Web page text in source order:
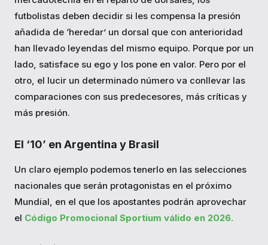
futbolistas deben decidir si les compensa la presión
añadida de ‘heredar’ un dorsal que con anterioridad
han llevado leyendas del mismo equipo. Porque por un
lado, satisface su ego y los pone en valor. Pero por el
otro, el lucir un determinado número va conllevar las
comparaciones con sus predecesores, más críticas y
más presión.
El ‘10’ en Argentina y Brasil
Un claro ejemplo podemos tenerlo en las selecciones
nacionales que serán protagonistas en el próximo
Mundial, en el que los apostantes podrán aprovechar
el Código Promocional Sportium válido en 2026.